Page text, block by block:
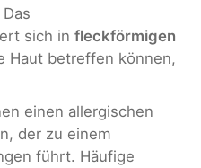
Das
sich in fleckförmigen
Haut betreffen können,
einen allergischen
der zu einem
führt. Häufige